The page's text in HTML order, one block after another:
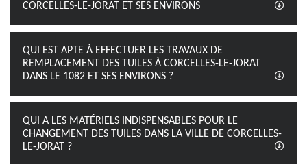
CORCELLES-LE-JORAT ET SES ENVIRONS
QUI EST APTE À EFFECTUER LES TRAVAUX DE
REMPLACEMENT DES TUILES À CORCELLES-LE-JORAT
DANS LE 1082 ET SES ENVIRONS ?
QUI A LES MATÉRIELS INDISPENSABLES POUR LE
CHANGEMENT DES TUILES DANS LA VILLE DE CORCELLES-
LE-JORAT ?